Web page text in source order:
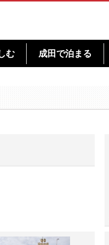
む 成田で泊まる